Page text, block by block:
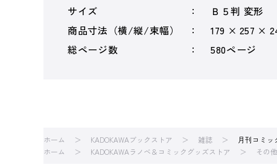
サイズ
Ｂ５判 変形
商品寸法（横/縦/束幅）
179 × 257 ×
総ページ数
580ページ
ホーム KADOKAWAブックストア 雑誌
月刊コミ
ホーム
KADOKAWAラノベ＆コミックグッズストア その